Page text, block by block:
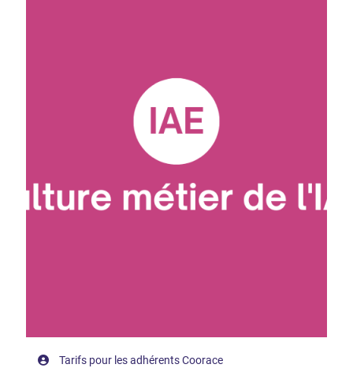
Tarifs pour les adhérents Coorace